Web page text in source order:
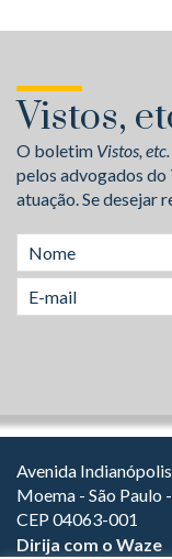
Vistos,
O boletim Vistos, etc.
pelos advogados do
atuação. Se desejar
Avenida
Moema - São Paulo -
CEP 04063-001
Dirija com o Waze